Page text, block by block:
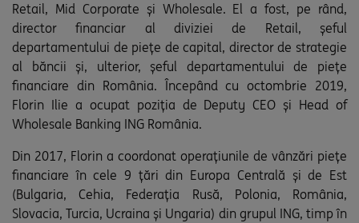
Retail, Mid Corporate și Wholesale. El a fost, pe rând,
director financiar al diviziei de Retail, șeful
departamentului de piețe de capital, director de strategie
al băncii și, ulterior, șeful departamentului de piețe
financiare din România. Începând cu octombrie 2019,
Florin Ilie a ocupat poziția de Deputy CEO și Head of
Wholesale Banking ING România.
Din 2017, Florin a coordonat operațiunile de vânzări piețe
financiare în cele 9 țări din Europa Centrală și de Est
(Bulgaria, Cehia, Federația Rusă, Polonia, România,
Slovacia, Turcia, Ucraina și Ungaria) din grupul ING, timp în